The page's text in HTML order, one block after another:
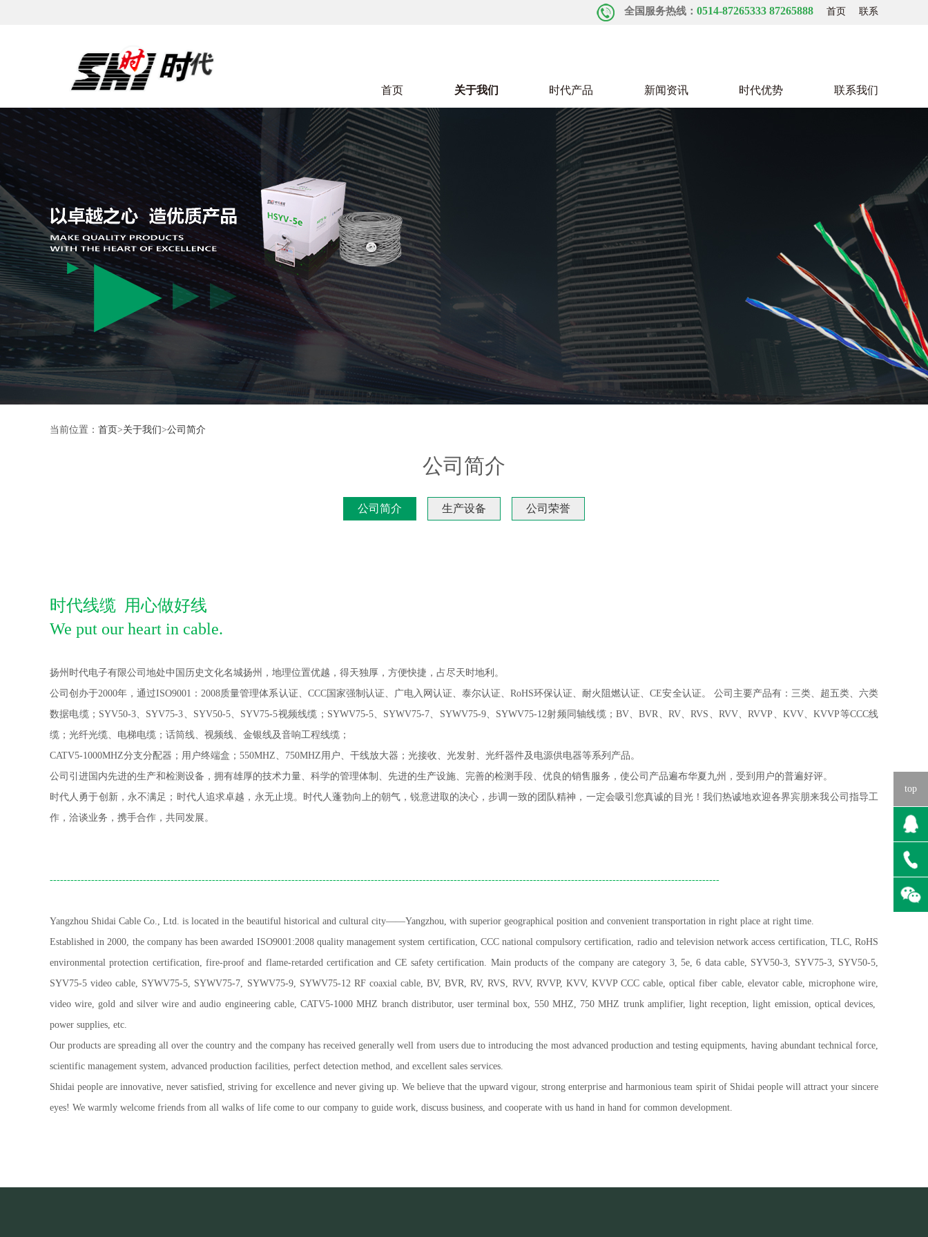
全国服务热线： 0514-87265333 87265888 首页 联系
首页 关于我们 时代产品 新闻资讯 时代优势 联系我们
当前位置： 首页>关于我们>公司简介
公司简介
公司简介 生产设备 公司荣誉
时代线缆 用心做好线
We put our heart in cable.
扬州时代电子有限公司地处中国历史文化名城扬州，地理位置优越，得天独厚，方便快捷，占尽天时地利。
公司创办于2000年，通过ISO9001 ：2008质量管理体系认证、 CCC国家强制认证、广电入网认证、泰尔认证、RoHS环保认证、耐火阻燃认证、CE安全认证。
公司主要产品有：三类、超五类、六类
数据电缆； SYV50-3、 SYV75-3、 SYV50-5、 SYV75-5视频线缆； SYWV75-5、 SYWV75-7、 SYWV75-9、 SYWV75-12射频同轴线缆； BV、BVR、 RV、RVS 、 RVV、RVVP、 KVV、KVVP等CCC线
缆；光纤光缆、电梯电缆；话筒线、视频线、金银线及音响工程线缆；
CATV5-1000MHZ分支分配器；用户终端盒； 550MHZ、 750MHZ用户、干线放大器；光接收、光发射、光纤器件及电源供电器等系列产品。
公司引进国内先进的生产和检测设备，拥有雄厚的技术力量、科学的管理体制、先进的生产设施、完善的检测手段、优良的销售服务，使公司产品遍布华夏九州，受到用户的普遍好评。
时代人勇于创新，永不满足；时代人追求卓越，永无止境。时代人蓬勃向上的朝气，锐意进取的决心，步调一致的团队精神，一定会吸引您真诚的目光！我们热诚地欢迎各界宾朋来我公司指导工
作，洽谈业务，携手合作，共同发展。
--------------------------------------------------------------------------------------------------------------------------------------------------------------------------------------------------
Yangzhou Shidai Cable Co., Ltd. is located in the beautiful historical and cultural city——Yangzhou, with superior geographical position and convenient transportation in right place at right time.
Established in 2000, the company has been awarded ISO9001:2008 quality management system certification, CCC national compulsory certification, radio and television network access certification, TLC, RoHS
environmental protection certification, fire-proof and flame-retarded certification and CE safety certification. Main products of the company are category 3, 5e, 6 data cable, SYV50-3, SYV75-3, SYV50-5,
SYV75-5 video cable, SYWV75-5, SYWV75-7, SYWV75-9, SYWV75-12 RF coaxial cable, BV, BVR, RV, RVS, RVV, RVVP, KVV, KVVP CCC cable, optical fiber cable, elevator cable, microphone wire,
video wire, gold and silver wire and audio engineering cable, CATV5-1000 MHZ branch distributor, user terminal box, 550 MHZ, 750 MHZ trunk amplifier, light reception, light emission, optical devices,
power supplies, etc.
Our products are spreading all over the country and the company has received generally well from users due to introducing the most advanced production and testing equipments, having abundant technical force,
scientific management system, advanced production facilities, perfect detection method, and excellent sales services.
Shidai people are innovative, never satisfied, striving for excellence and never giving up. We believe that the upward vigour, strong enterprise and harmonious team spirit of Shidai people will attract your sincere
eyes! We warmly welcome friends from all walks of life come to our company to guide work, discuss business, and cooperate with us hand in hand for common development.
top